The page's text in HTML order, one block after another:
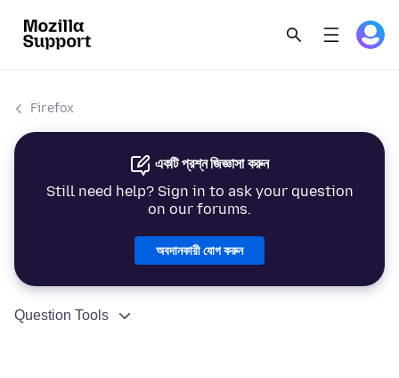
Firefox
একটি প্রশ্ন জিজ্ঞাসা করুন
Still need help? Sign in to ask your question
on our forums.
অবদানকারী যোগ করুন
Question Tools